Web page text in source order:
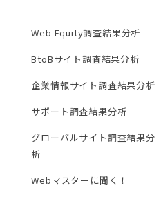
Web Equity調査結果分析
BtoBサイト調査結果分析
企業情報サイト調査結果分析
サポート調査結果分析
グローバルサイト調査結果分
析
Webマスターに聞く！